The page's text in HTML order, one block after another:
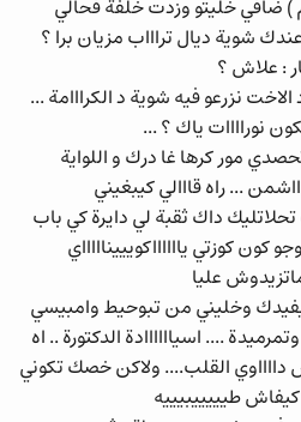
) ضافي خليتو وزدت خلفة فحالي
شوية ديال تراااب مزيان برا ؟
: علاش ؟
نزرعو فيه شوية د الكرااامة ...
نوراااات ياك ؟ ...
مور كرها غا درك و اللواية
... راه قااالي كيبغيني
تحلاتليك داك ثقبة لي دايرة كي باب
كون كوزتي يااااااكويييناااااي
عليا
وخليني من تبوحيط وامبيسي
.... اسياااااادة الدكتورة .. اه
دااااوي القلب.... ولاكن خصك تكوني
طيييييبيييه